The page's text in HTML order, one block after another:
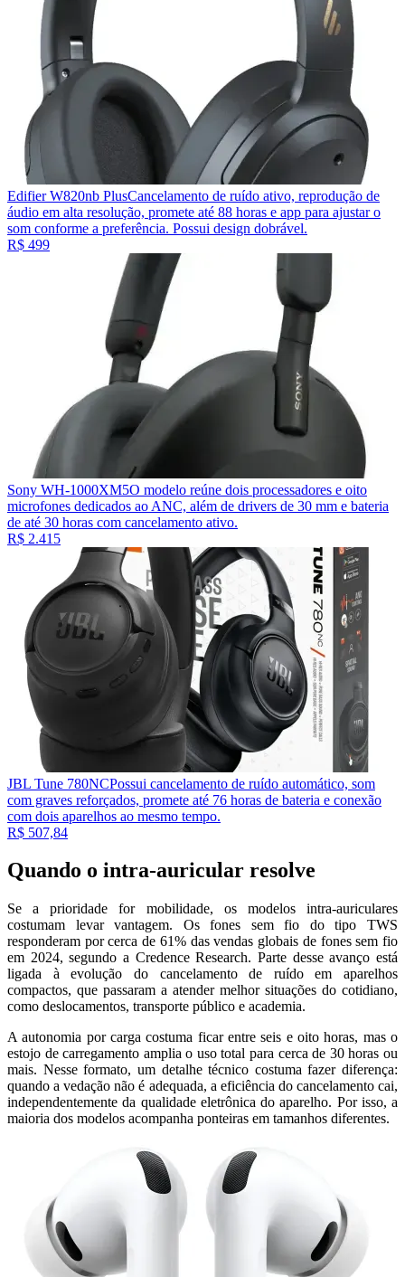
Edifier W820nb PlusCancelamento de ruído ativo, reprodução de
áudio em alta resolução, promete até 88 horas e app para ajustar o
som conforme a preferência. Possui design dobrável.
R$ 499
Sony WH-1000XM5O modelo reúne dois processadores e oito
microfones dedicados ao ANC, além de drivers de 30 mm e bateria
de até 30 horas com cancelamento ativo.
R$ 2.415
JBL Tune 780NCPossui cancelamento de ruído automático, som
com graves reforçados, promete até 76 horas de bateria e conexão
com dois aparelhos ao mesmo tempo.
R$ 507,84
Quando o intra-auricular resolve
Se a prioridade for mobilidade, os modelos intra-auriculares
costumam levar vantagem. Os fones sem fio do tipo TWS
responderam por cerca de 61% das vendas globais de fones sem fio
em 2024, segundo a Credence Research. Parte desse avanço está
ligada à evolução do cancelamento de ruído em aparelhos
compactos, que passaram a atender melhor situações do cotidiano,
como deslocamentos, transporte público e academia.
A autonomia por carga costuma ficar entre seis e oito horas, mas o
estojo de carregamento amplia o uso total para cerca de 30 horas ou
mais. Nesse formato, um detalhe técnico costuma fazer diferença:
quando a vedação não é adequada, a eficiência do cancelamento cai,
independentemente da qualidade eletrônica do aparelho. Por isso, a
maioria dos modelos acompanha ponteiras em tamanhos diferentes.